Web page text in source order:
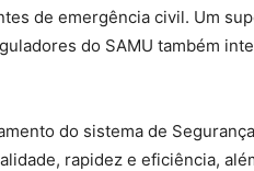
de emergência civil. Um
do SAMU também
do sistema de
rapidez e eficiência,